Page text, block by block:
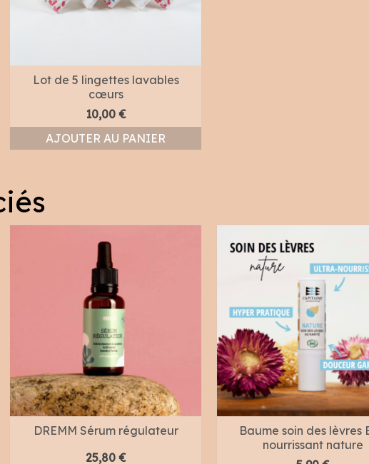
Lot de 5 lingettes lavables
cœurs
10,00 €
AJOUTER AU PANIER
DREMM Sérum régulateur
25,80 €
Baume soin des lèvres
nourrissant nature